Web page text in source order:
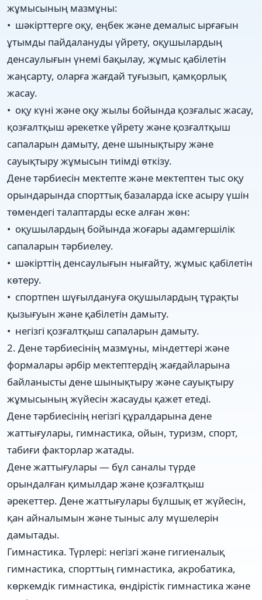
жұмысының мазмұны:
• шәкірттерге оқу, еңбек және демалыс ырғағын
ұтымды пайдалануды үйрету, оқушылардың
денсаулығын үнемі бақылау, жұмыс қабілетін
жаңсарту, оларға жағдай туғызып, қамқорлық
жасау.
• оқу күні және оқу жылы бойында қозғалыс жасау,
қозғалтқыш әрекетке үйрету және қозғалтқыш
сапаларын дамыту, дене шынықтыру және
сауықтыру жұмысын тиімді өткізу.
Дене тәрбиесін мектепте және мектептен тыс оқу
орындарында спорттық базаларда іске асыру үшін
төмендегі талаптарды еске алған жөн:
• оқушылардың бойында жоғары адамгершілік
сапаларын тәрбиелеу.
• шәкірттің денсаулығын нығайту, жұмыс қабілетін
көтеру.
• спортпен шүғылдануға оқушылардың тұрақты
қызығуын және қабілетін дамыту.
• негізгі қозғалтқыш сапаларын дамыту.
2. Дене тәрбиесінің мазмұны, міндеттері және
формалары әрбір мектептердің жағдайларына
байланысты дене шынықтыру және сауықтыру
жұмысының жүйесін жасауды қажет етеді.
Дене тәрбиесінің негізгі құралдарына дене
жаттығулары, гимнастика, ойын, туризм, спорт,
табиғи факторлар жатады.
Дене жаттығулары — бұл саналы түрде
орындалған қимылдар және қозғалтқыш
әрекеттер. Дене жаттығулары бұлшық ет жүйесін,
қан айналымын және тыныс алу мүшелерін
дамытады.
Гимнастика. Түрлері: негізгі және гигиеналық
гимнастика, спорттың гимнастика, акробатика,
көркемдік гимнастика, өндірістік гимнастика және